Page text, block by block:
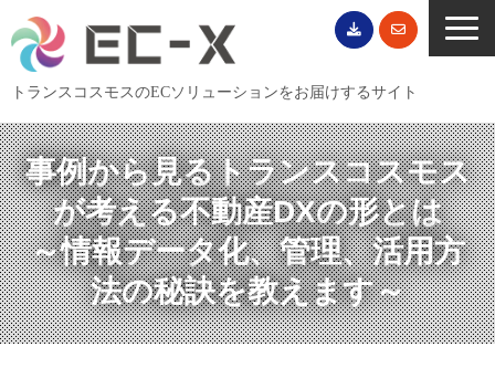
トランスコスモスのECソリューションをお届けするサイト
TOP
サービス一覧
EC導入事例
ECブログ
無料セミナー
EC資料ダウンロード
事例から見るトランスコスモス
が考える不動産DXの形とは
～情報データ化、管理、活用方
法の秘訣を教えます～